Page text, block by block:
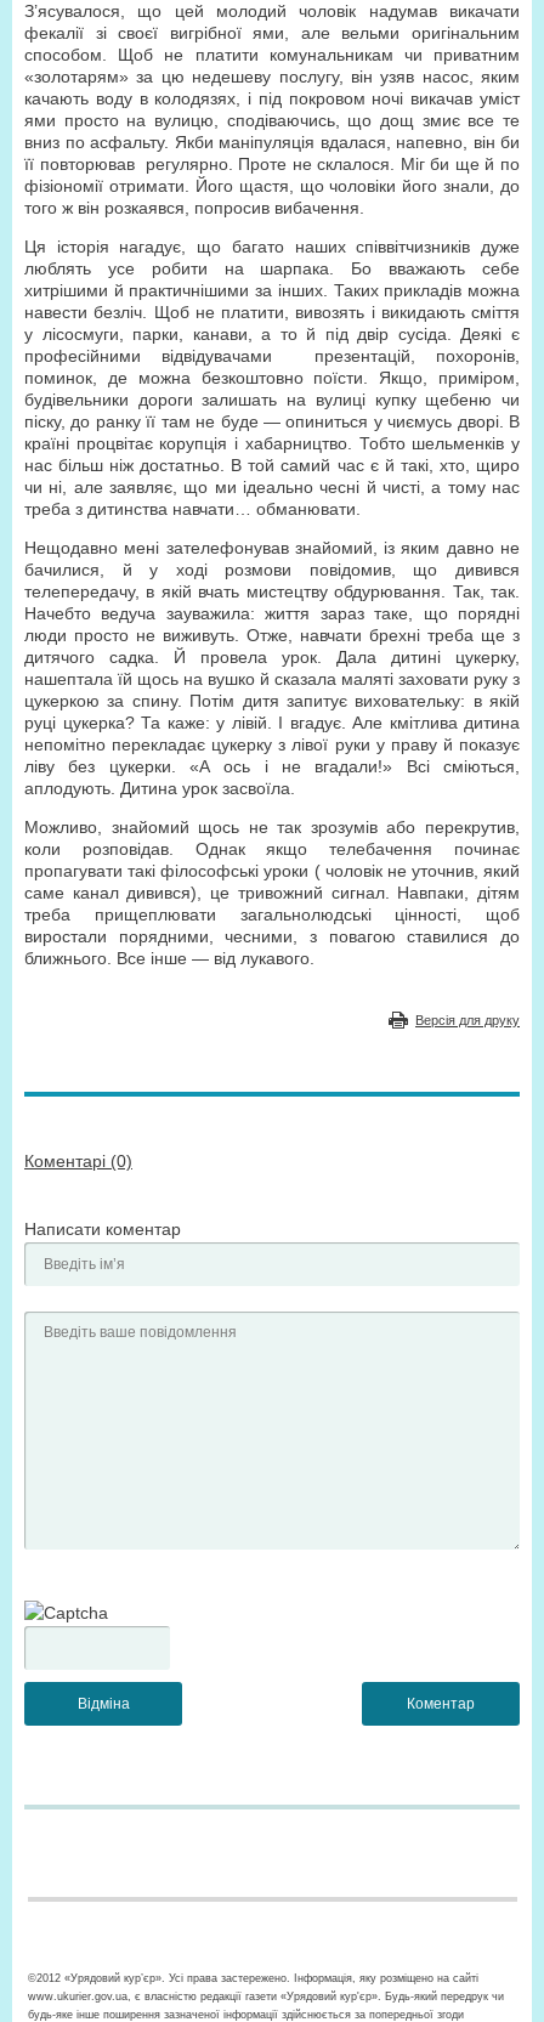
З’ясувалося, що цей молодий чоловік надумав викачати
фекалії зі своєї вигрібної ями, але вельми оригінальним
способом. Щоб не платити комунальникам чи приватним
«золотарям» за цю недешеву послугу, він узяв насос, яким
качають воду в колодязях, і під покровом ночі викачав уміст
ями просто на вулицю, сподіваючись, що дощ змиє все те
вниз по асфальту. Якби маніпуляція вдалася, напевно, він би
її повторював регулярно. Проте не склалося. Міг би ще й по
фізіономії отримати. Його щастя, що чоловіки його знали, до
того ж він розкаявся, попросив вибачення.
Ця історія нагадує, що багато наших співвітчизників дуже
люблять усе робити на шарпака. Бо вважають себе
хитрішими й практичнішими за інших. Таких прикладів можна
навести безліч. Щоб не платити, вивозять і викидають сміття
у лісосмуги, парки, канави, а то й під двір сусіда. Деякі є
професійними відвідувачами презентацій, похоронів,
поминок, де можна безкоштовно поїсти. Якщо, приміром,
будівельники дороги залишать на вулиці купку щебеню чи
піску, до ранку її там не буде — опиниться у чиємусь дворі. В
країні процвітає корупція і хабарництво. Тобто шельменків у
нас більш ніж достатньо. В той самий час є й такі, хто, щиро
чи ні, але заявляє, що ми ідеально чесні й чисті, а тому нас
треба з дитинства навчати… обманювати.
Нещодавно мені зателефонував знайомий, із яким давно не
бачилися, й у ході розмови повідомив, що дивився
телепередачу, в якій вчать мистецтву обдурювання. Так, так.
Начебто ведуча зауважила: життя зараз таке, що порядні
люди просто не виживуть. Отже, навчати брехні треба ще з
дитячого садка. Й провела урок. Дала дитині цукерку,
нашептала їй щось на вушко й сказала маляті заховати руку з
цукеркою за спину. Потім дитя запитує виховательку: в якій
руці цукерка? Та каже: у лівій. І вгадує. Але кмітлива дитина
непомітно перекладає цукерку з лівої руки у праву й показує
ліву без цукерки. «А ось і не вгадали!» Всі сміються,
аплодують. Дитина урок засвоїла.
Можливо, знайомий щось не так зрозумів або перекрутив,
коли розповідав. Однак якщо телебачення починає
пропагувати такі філософські уроки ( чоловік не уточнив, який
саме канал дивився), це тривожний сигнал. Навпаки, дітям
треба прищеплювати загальнолюдські цінності, щоб
виростали порядними, чесними, з повагою ставилися до
ближнього. Все інше — від лукавого.
Версія для друку
Коментарі (0)
Написати коментар
©2012 «Урядовий кур’єр». Усі права застережено. Інформація, яку розміщено на сайті
www.ukurier.gov.ua, є власністю редакції газети «Урядовий кур'єр». Будь-який передрук чи
будь-яке інше поширення зазначеної інформації здійснюється за попередньої згоди